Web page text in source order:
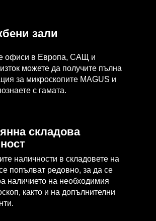
зали
офиси в Европа, САЩ и
можете да получите пълна
за микроскопите MAGUS и
с гамата.
складова
наличности в складовете на
попълват редовно, за да се
наличието на необходимия
както и на допълнителни